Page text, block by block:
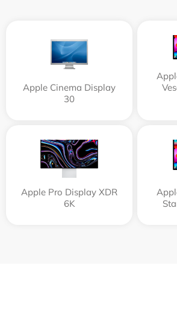
Apple Cinema Display
30
Apple Pro Display XDR
6K